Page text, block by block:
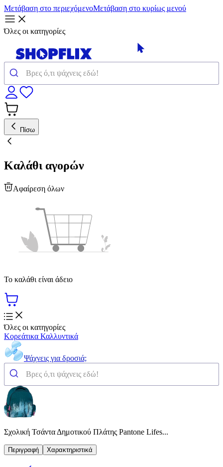
Μετάβαση στο περιεχόμενοΜετάβαση στο κυρίως μενού
Όλες οι κατηγορίες
Πίσω
Καλάθι αγορών
Αφαίρεση όλων
Το καλάθι είναι άδειο
Όλες οι κατηγορίες
Κορεάτικα Καλλυντικά
Ψάχνεις για δροσιά;
Σχολική Τσάντα Δημοτικού Πλάτης Pantone Lifes...
Περιγραφή Χαρακτηριστικά